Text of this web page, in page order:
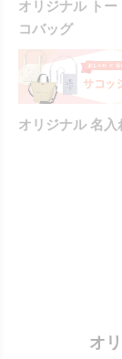
オリジナル ト
コバッグ
オリジナル 名入
オ